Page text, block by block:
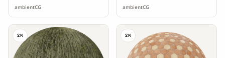
seamless
ambientCG seamless
ambientCG
2K 2K